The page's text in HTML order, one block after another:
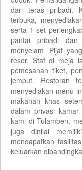
dari teras pribadi.
terbuka,
serta 1 set
pantai pribadi dan
menyelam. Pijat
resor. Staf di meja
pemesanan tiket,
jemput. Restoran
menyediakan menu
makanan khas
dalam privasi
kami di Tulamben,
juga dinilai
mendapatkan
keluarkan